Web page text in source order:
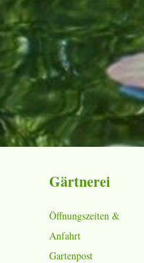
Gärtnerei
Öffnungszeiten &
Anfahrt
Gartenpost